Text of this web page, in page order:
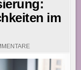
im
ZU
NUTZEN